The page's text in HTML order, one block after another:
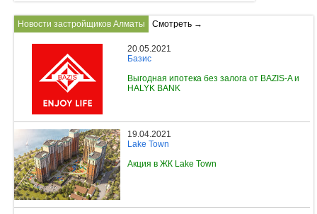
Новости застройщиков Алматы Смотреть →
20.05.2021
Базис
Выгодная ипотека без залога от BAZIS-A и
HALYK BANK
19.04.2021
Lake Town
Акция в ЖК Lake Town